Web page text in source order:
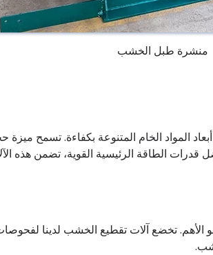
منشرة طبل الخشب
المواد الخام المتنوعة بكفاءة. تسمح
الطاقة الرئيسية القوية، تضمن هذه
الأهم. تخضع آلات تقطيع الخشب لدينا